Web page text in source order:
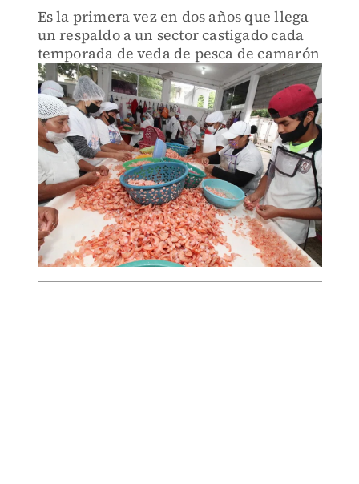
Es la primera vez en dos años que llega
un respaldo a un sector castigado cada
temporada de veda de pesca de camarón